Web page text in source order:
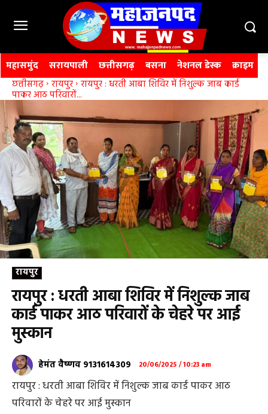
महासमुंद सरायपाली छत्तीसगढ़ बसना नेशनल डेस्क क्राइम
छत्तीसगढ़ रायपुर रायपुर : धरती आबा शिविर में निशुल्क जाब कार्ड
पाकर आठ परिवारों...
रायपुर
रायपुर : धरती आबा शिविर में निशुल्क जाब
कार्ड पाकर आठ परिवारों के चेहरे पर आई
मुस्कान
हेमंत वैष्णव 9131614309 20/06/2025 / 10:23 am
रायपुर : धरती आबा शिविर में निशुल्क जाब कार्ड पाकर आठ
परिवारों के चेहरे पर आई मुस्कान